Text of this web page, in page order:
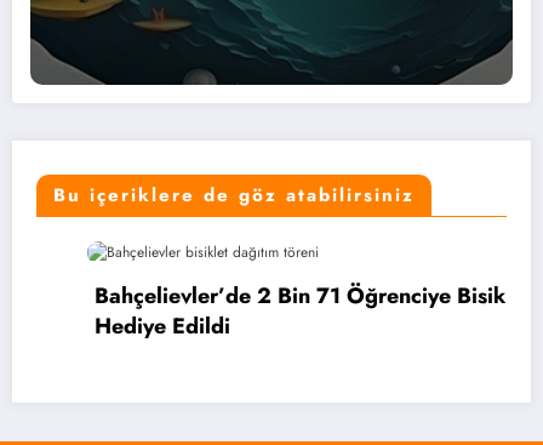
Bu içeriklere de göz atabilirsiniz
Öğrenciye Bisiklet 2026 Yaz Bisiklet